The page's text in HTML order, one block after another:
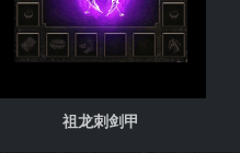
祖龙刺剑甲